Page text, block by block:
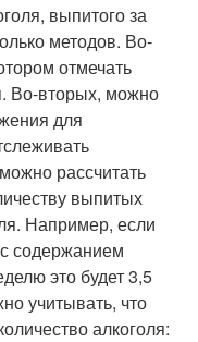
выпитого за
методов. Во-
отмечать
Во-вторых, можно
для
рассчитать
выпитых
Например, если
содержанием
это будет 3,5
учитывать, что
алкоголя: